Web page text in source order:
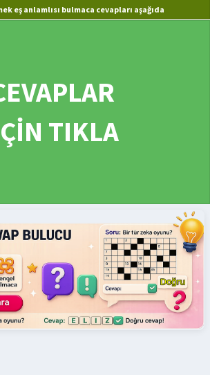
eş anlamlısı bulmaca cevapları aşağıda
TIKLA